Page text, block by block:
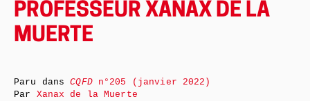
PROFESSEUR XANAX DE LA
MUERTE
Paru dansCQFDn°205 (janvier 2022)
Par Xanax de la Muerte